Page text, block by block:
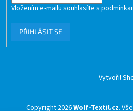
Vložením e-mailu souhlasíte s
PŘIHLÁSIT SE
Vytvořil
Copyright 2026Wolf-Textil.cz.